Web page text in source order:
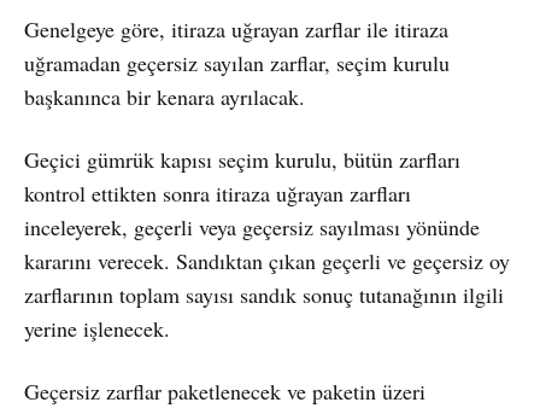
Genelgeye göre, itiraza uğrayan zarflar ile itiraza
uğramadan geçersiz sayılan zarflar, seçim kurulu
başkanınca bir kenara ayrılacak.
Geçici gümrük kapısı seçim kurulu, bütün zarfları
kontrol ettikten sonra itiraza uğrayan zarfları
inceleyerek, geçerli veya geçersiz sayılması yönünde
kararını verecek. Sandıktan çıkan geçerli ve geçersiz oy
zarflarının toplam sayısı sandık sonuç tutanağının ilgili
yerine işlenecek.
Geçersiz zarflar paketlenecek ve paketin üzeri